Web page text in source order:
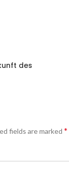
des
fields are marked *